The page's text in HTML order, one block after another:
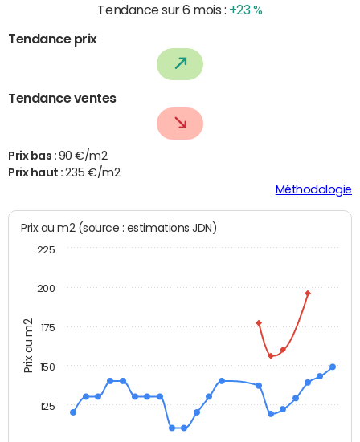
Tendance sur 6 mois : +23 %
Tendance prix
Tendance ventes
Prix bas : 90 €/m2
Prix haut :235 €/m2
Méthodologie
Prix au m2
Prix au m2 (source : estimations JDN)
125
150
175
200
225